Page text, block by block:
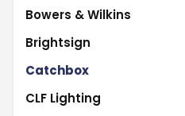
Bowers & Wilkins
Brightsign
Catchbox
CLF Lighting